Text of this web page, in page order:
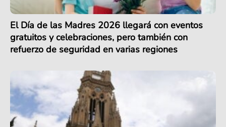
El Día de las Madres 2026 llegará con eventos
gratuitos y celebraciones, pero también con
refuerzo de seguridad en varias regiones